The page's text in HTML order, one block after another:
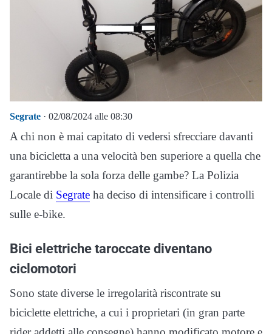
Segrate · 02/08/2024 alle 08:30
A chi non è mai capitato di vedersi sfrecciare davanti
una bicicletta a una velocità ben superiore a quella che
garantirebbe la sola forza delle gambe? La Polizia
Locale di Segrate ha deciso di intensificare i controlli
sulle e-bike.
Bici elettriche taroccate diventano
ciclomotori
Sono state diverse le irregolarità riscontrate su
biciclette elettriche, a cui i proprietari (in gran parte